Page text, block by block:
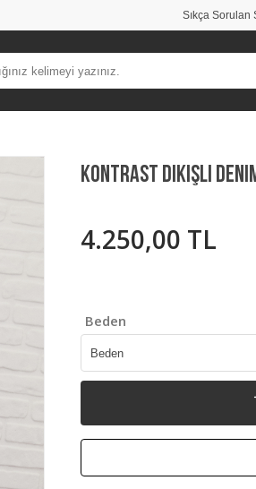
Sıkça Sorulan
Kontrast Dikişli
4.250,00 TL
Beden